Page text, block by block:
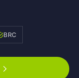
BRC